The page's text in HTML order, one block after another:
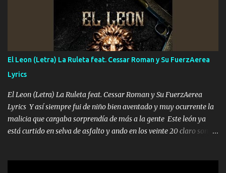
que estar alegres doy las instrucciones para atender los deberes
Música Si es que salta algún problema de confianza tengo gente
ahí está el Hombre Cuarenta y también Pariente 7 arreglan
cualquier problema no más es cuestión que ordené NOS HACE
FALTA UN HERMANO DE CLAVE ERA EL 24 SIEMPRE FUE UN
HOMBRE VALIENTE POR ALGO M'URIÓ PELEAND0 SIEMPRE
VIO POR LA FAMILIA PARA QUE SIGA EL LEGADO Es el DOS de
los HERMANOS un cerebro inteligente y com...
El Leon (Letra) La Ruleta feat. Cessar Roman y Su FuerzAerea
Lyrics
El Leon (Letra) La Ruleta feat. Cessar Roman y Su FuerzAerea
Lyrics Y así siempre fui de niño bien aventado y muy ocurrente la
malicia que cargaba sorprendía de más a la gente Este león ya
está curtido en selva de asfalto y ando en los veinte 20 claro son